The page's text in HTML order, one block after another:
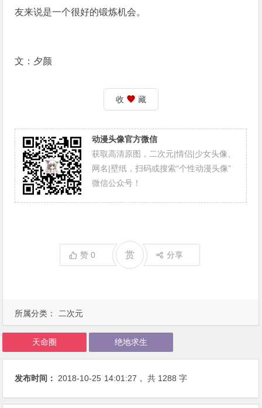
所属分类： 二次元
友来说是一个很好的锻炼机会。
文：夕颜
收 藏
动漫头像官方微信
获取高清原图，二次元|情侣|少女头像、
网名|壁纸，扫码或搜索“个性动漫头像”
微信公众号！
赞0 赏 分享
天命圈 绝地求生
发布时间： 2018-10-25 14:01:27 ， 共 1288 字